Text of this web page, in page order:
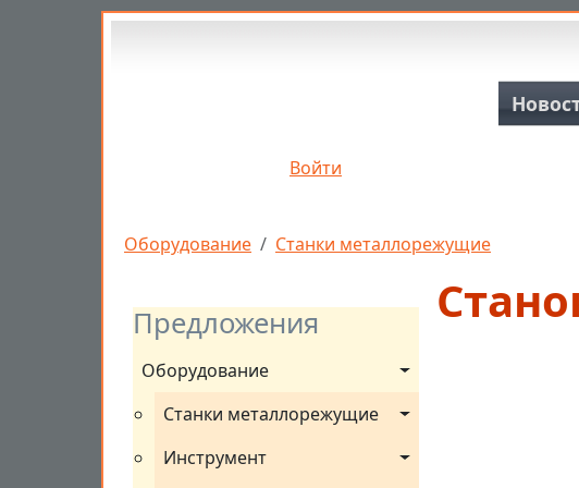
Перейти к основному содержанию
Войти
Строка навигации
Оборудование Станки металлорежущие
Предложения
Оборудование
Станки металлорежущие
Инструмент